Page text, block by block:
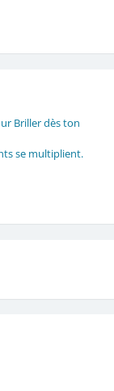
Briller dès ton
se multiplient.